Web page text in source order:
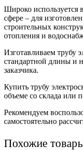
Широко используется
сфере – для
строительных
отопления и
Изготавливаем трубу
стандартной длины и
заказчика.
Купить трубу
объеме со склада или
Рекомендуем
самостоятельно
Похожие